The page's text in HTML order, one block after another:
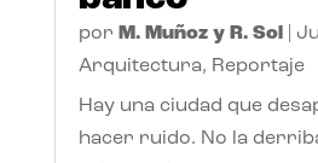
por M. Muñoz y R. Sol
Arquitectura, Reportaje
Hay una ciudad que
hacer ruido. No la